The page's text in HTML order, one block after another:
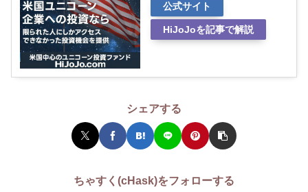
公式サイト
HiJoJoを記事で解説
シェアする
ちゃすく(cHask)をフォローする